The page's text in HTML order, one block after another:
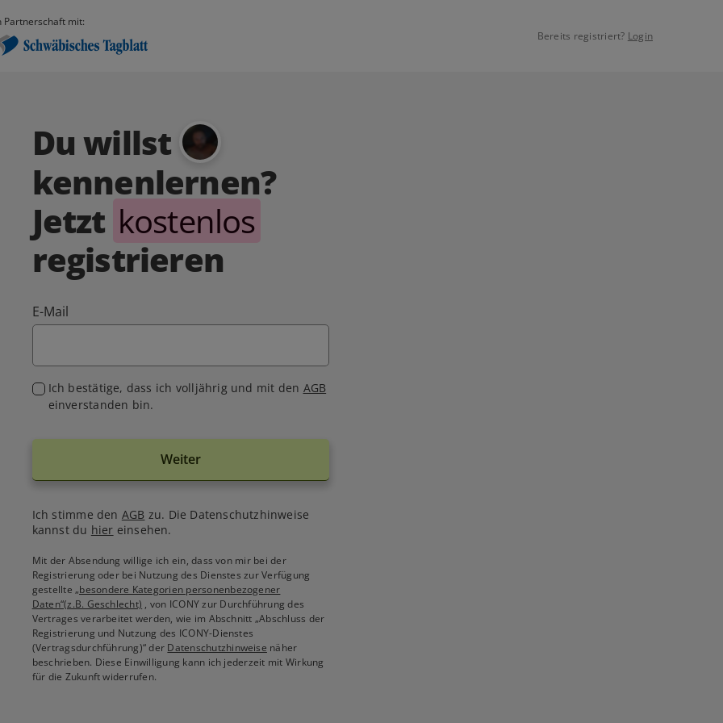
Partnerschaft mit:
Bereits registriert? Login
Du willst
kennenlernen?
Jetzt kostenlos
registrieren
E-Mail
Ich bestätige, dass ich volljährig und mit den AGB
einverstanden bin.
Weiter
Ich stimme den AGB zu. Die Datenschutzhinweise
kannst du hier einsehen.
Mit der Absendung willige ich ein, dass von mir bei der
Registrierung oder bei Nutzung des Dienstes zur Verfügung
gestellte„besondere Kategorien personenbezogener
Daten“(z.B. Geschlecht) , von ICONY zur Durchführung des
Vertrages verarbeitet werden, wie im Abschnitt „Abschluss der
Registrierung und Nutzung des ICONY-Dienstes
(Vertragsdurchführung)“ der Datenschutzhinweise näher
beschrieben. Diese Einwilligung kann ich jederzeit mit Wirkung
für die Zukunft widerrufen.